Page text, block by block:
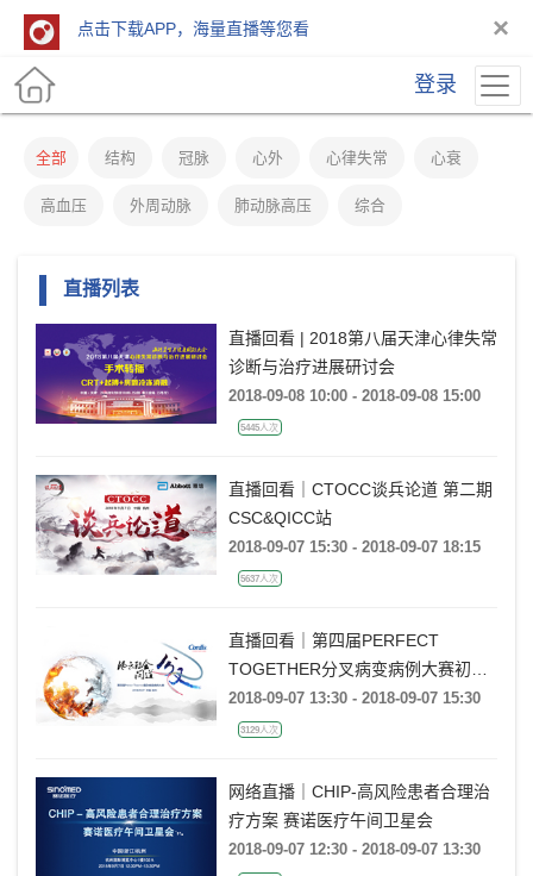
点击下载APP，海量直播等您看 ×
登录
全部 结构 冠脉 心外 心律失常 心衰
高血压 外周动脉 肺动脉高压 综合
直播列表
直播回看 | 2018第八届天津心律失常
诊断与治疗进展研讨会
2018-09-08 10:00 - 2018-09-08 15:00
5445人次
直播回看｜CTOCC谈兵论道 第二期
CSC&QICC站
2018-09-07 15:30 - 2018-09-07 18:15
5637人次
直播回看｜第四届PERFECT
TOGETHER分叉病变病例大赛初赛
第三站
2018-09-07 13:30 - 2018-09-07 15:30
3129人次
网络直播｜CHIP-高风险患者合理治
疗方案 赛诺医疗午间卫星会
2018-09-07 12:30 - 2018-09-07 13:30